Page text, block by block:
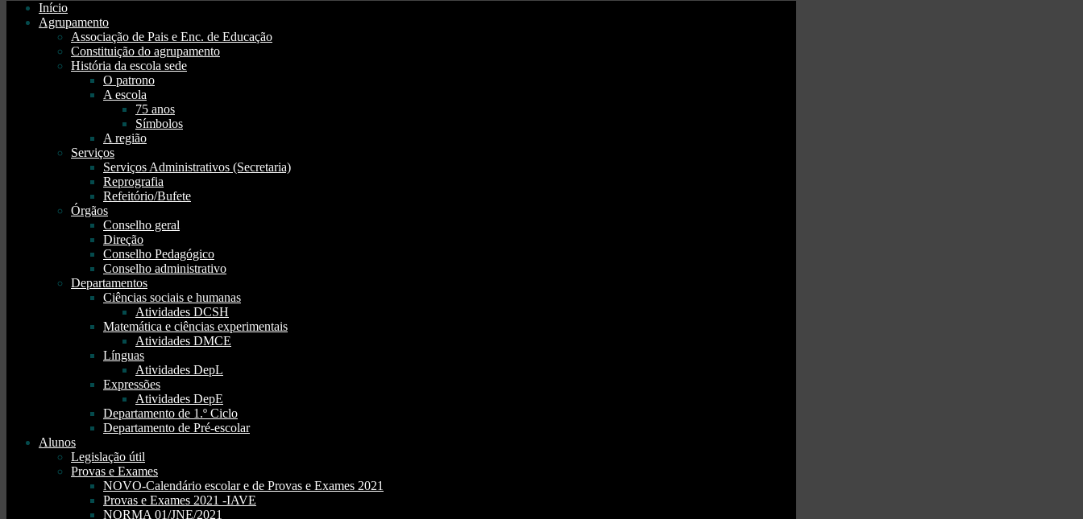
Início
Agrupamento
Associação de Pais e Enc. de Educação
Constituição do agrupamento
História da escola sede
O patrono
A escola
75 anos
Símbolos
A região
Serviços
Serviços Administrativos (Secretaria)
Reprografia
Refeitório/Bufete
Órgãos
Conselho geral
Direção
Conselho Pedagógico
Conselho administrativo
Departamentos
Ciências sociais e humanas
Atividades DCSH
Matemática e ciências experimentais
Atividades DMCE
Línguas
Atividades DepL
Expressões
Atividades DepE
Departamento de 1.º Ciclo
Departamento de Pré-escolar
Alunos
Legislação útil
Provas e Exames
NOVO-Calendário escolar e de Provas e Exames 2021
Provas e Exames 2021 -IAVE
NORMA 01/JNE/2021